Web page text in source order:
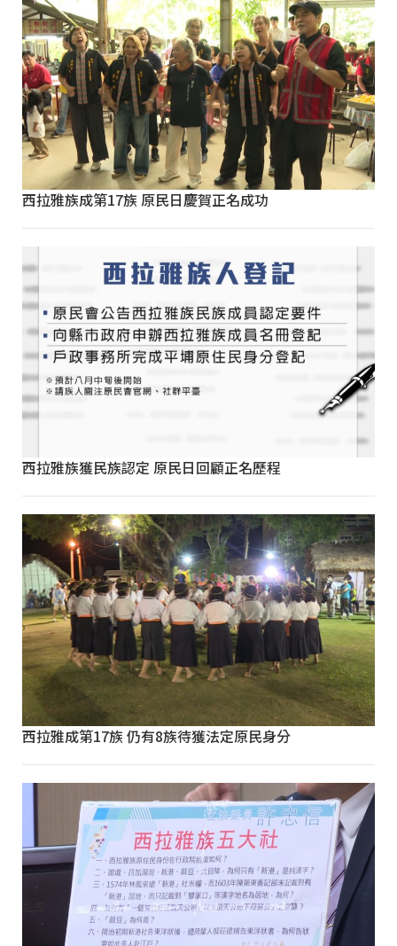
西拉雅族成第17族 原民日慶賀正名成功
西拉雅族獲民族認定 原民日回顧正名歷程
西拉雅成第17族 仍有8族待獲法定原民身分